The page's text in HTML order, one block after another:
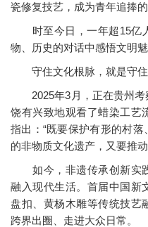
瓷修复技艺，成为青年追捧的
时至今日，一年超15亿
物、历史的对话中感悟文明
守住文化根脉，就是守住
2025年3月，正在贵州考
饶有兴致地观看了蜡染工艺
指出：“既要保护有形的村
的非物质文化遗产，又要推
如今，非遗传承创新实
融入现代生活。首届中国新
盘扣、黄杨木雕等传统技艺
跨界出圈、走进大众日常。